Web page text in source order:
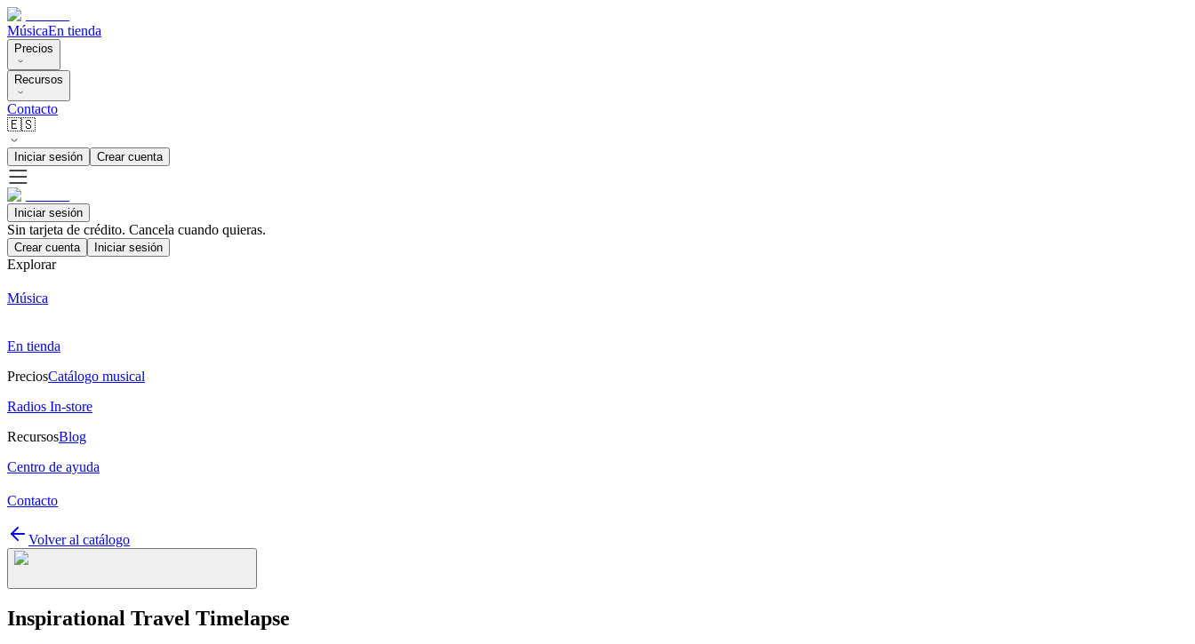
MúsicaEn tienda
Precios
Recursos
Contacto
🇪🇸
Iniciar sesión Crear cuenta
Iniciar sesión
Sin tarjeta de crédito. Cancela cuando quieras.
Crear cuenta Iniciar sesión
Explorar
Música
En tienda
PreciosCatálogo musical
Radios In-store
RecursosBlog
Centro de ayuda
Contacto
Volver al catálogo
Inspirational Travel Timelapse